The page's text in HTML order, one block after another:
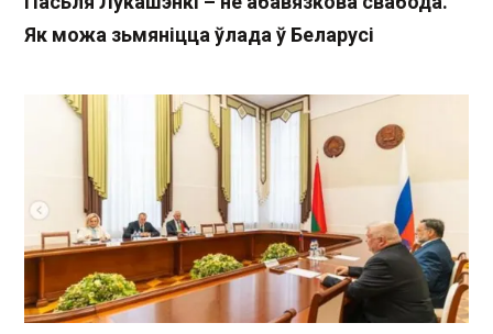
Як можа зьмяніцца ўлада ў Беларусі